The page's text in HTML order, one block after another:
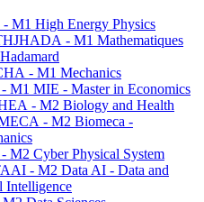
M1 High Energy Physics
- M1 Mathematiques
- M1 Mechanics
M1 MIE - Master in Economics
- M2 Biology and Health
- M2 Biomeca -
M2 Cyber Physical System
- M2 Data AI - Data and
Intelligence